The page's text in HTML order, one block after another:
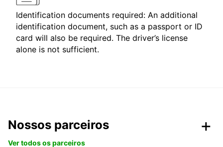
Identification documents required: An additional
identification document, such as a passport or ID
card will also be required. The driver’s license
alone is not sufficient.
Nossos parceiros
Ver todos os parceiros